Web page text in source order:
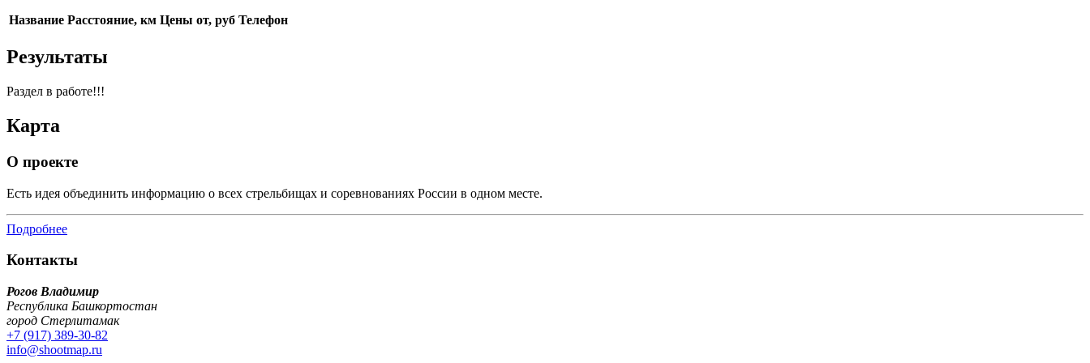
Название Расстояние, км Цены от, руб Телефон
Результаты
Раздел в работе!!!
Карта
О проекте
Есть идея объединить информацию о всех стрельбищах и соревнованиях России в одном месте.
Подробнее
Контакты
Рогов Владимир
Республика Башкортостан
город Стерлитамак
+7 (917) 389-30-82
info@shootmap.ru